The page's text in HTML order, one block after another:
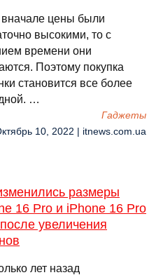
вначале цены были
высокими, то с
времени они
Поэтому покупка
становится все более
…
Гаджеты
10, 2022 | itnews.com.ua
размеры
16 Pro и iPhone 16 Pro
увеличения
лет назад